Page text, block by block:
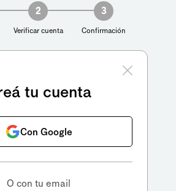
2
Verificar cuenta
3
Confirmación
tu cuenta
Con Google
O con tu email